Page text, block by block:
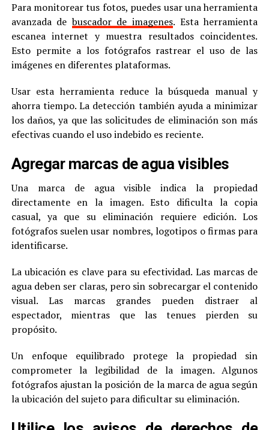
Para monitorear tus fotos, puedes usar una herramienta
avanzada debuscador de imagenes. Esta herramienta
escanea internet y muestra resultados coincidentes.
Esto permite a los fotógrafos rastrear el uso de las
imágenes en diferentes plataformas.
Usar esta herramienta reduce la búsqueda manual y
ahorra tiempo. La detección también ayuda a minimizar
los daños, ya que las solicitudes de eliminación son más
efectivas cuando el uso indebido es reciente.
Agregar marcas de agua visibles
Una marca de agua visible indica la propiedad
directamente en la imagen. Esto dificulta la copia
casual, ya que su eliminación requiere edición. Los
fotógrafos suelen usar nombres, logotipos o firmas para
identificarse.
La ubicación es clave para su efectividad. Las marcas de
agua deben ser claras, pero sin sobrecargar el contenido
visual. Las marcas grandes pueden distraer al
espectador, mientras que las tenues pierden su
propósito.
Un enfoque equilibrado protege la propiedad sin
comprometer la legibilidad de la imagen. Algunos
fotógrafos ajustan la posición de la marca de agua según
la ubicación del sujeto para dificultar su eliminación.